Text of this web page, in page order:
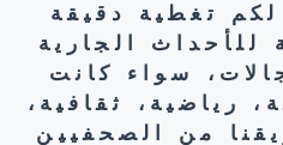
تغطية دقيقة
للأحداث الجارية
سواء كانت
رياضية، ثقافية،
من الصحفيين